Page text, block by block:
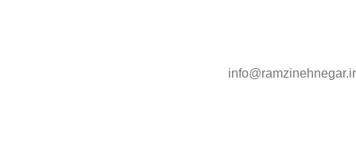
info@ramzinehnegar.ir